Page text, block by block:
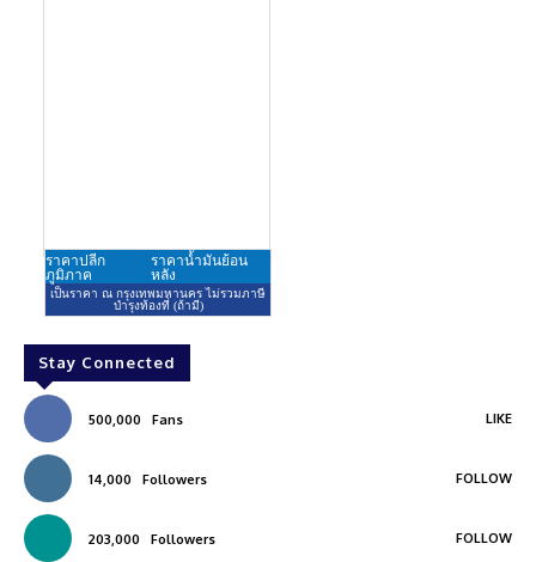
Stay Connected
500,000 Fans LIKE
14,000 Followers FOLLOW
203,000 Followers FOLLOW